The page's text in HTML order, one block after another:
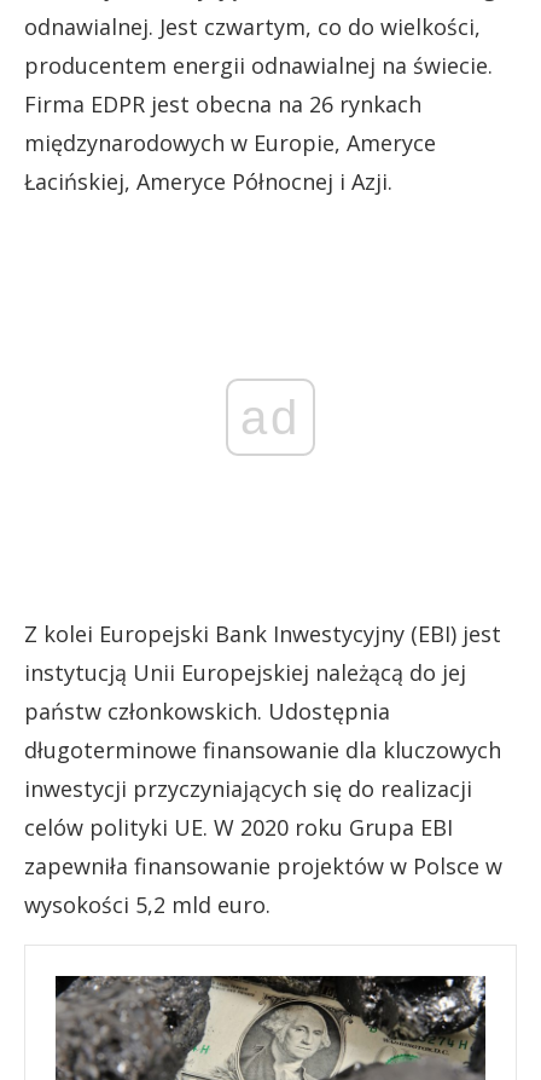
odnawialnej. Jest czwartym, co do wielkości,
producentem energii odnawialnej na świecie.
Firma EDPR jest obecna na 26 rynkach
międzynarodowych w Europie, Ameryce
Łacińskiej, Ameryce Północnej i Azji.
ad
Z kolei Europejski Bank Inwestycyjny (EBI) jest
instytucją Unii Europejskiej należącą do jej
państw członkowskich. Udostępnia
długoterminowe finansowanie dla kluczowych
inwestycji przyczyniających się do realizacji
celów polityki UE. W 2020 roku Grupa EBI
zapewniła finansowanie projektów w Polsce w
wysokości 5,2 mld euro.